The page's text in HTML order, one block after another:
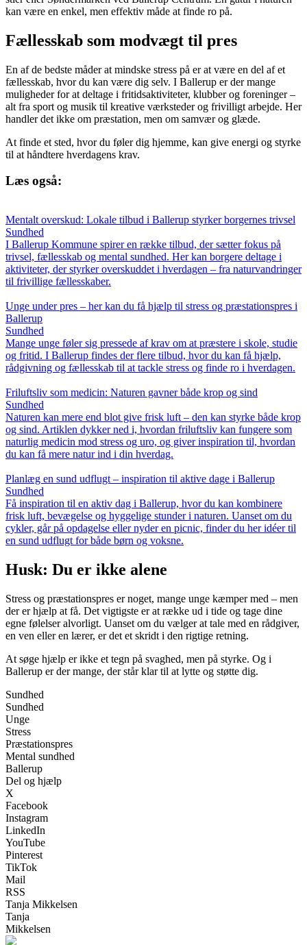
kan være en enkel, men effektiv måde at finde ro på.
Fællesskab som modvægt til pres
En af de bedste måder at mindske stress på er at være en del af et
fællesskab, hvor du kan være dig selv. I Ballerup er der mange
muligheder for at deltage i fritidsaktiviteter, klubber og foreninger –
alt fra sport og musik til kreative værksteder og frivilligt arbejde. Her
handler det ikke om præstation, men om samvær og glæde.
At finde et sted, hvor du føler dig hjemme, kan give energi og styrke
til at håndtere hverdagens krav.
Læs også:
Mentalt overskud: Lokale tilbud i Ballerup styrker borgernes trivsel
Sundhed
I Ballerup Kommune spirer en række tilbud, der sætter fokus på
trivsel, fællesskab og mental sundhed. Her kan borgere deltage i
aktiviteter, der styrker overskuddet i hverdagen – fra naturvandringer
til frivillige fællesskaber.
Unge under pres – her kan du få hjælp til stress og præstationspres i
Ballerup
Sundhed
Mange unge føler sig pressede af krav om at præstere i skole, studie
og fritid. I Ballerup findes der flere tilbud, hvor du kan få hjælp,
rådgivning og fællesskab til at tackle stress og finde ro i hverdagen.
Friluftsliv som medicin: Naturen gavner både krop og sind
Sundhed
Naturen kan mere end blot give frisk luft – den kan styrke både krop
og sind. Artiklen dykker ned i, hvordan friluftsliv kan fungere som
naturlig medicin mod stress og uro, og giver inspiration til, hvordan
du kan få mere natur ind i din hverdag.
Planlæg en sund udflugt – inspiration til aktive dage i Ballerup
Sundhed
Få inspiration til en aktiv dag i Ballerup, hvor du kan kombinere
frisk luft, bevægelse og hyggelige stunder i naturen. Uanset om du
cykler, går på opdagelse eller nyder en picnic, finder du her idéer til
en sund udflugt for både børn og voksne.
Husk: Du er ikke alene
Stress og præstationspres er noget, mange unge kæmper med – men
der er hjælp at få. Det vigtigste er at række ud i tide og tage dine
egne følelser alvorligt. Uanset om du vælger at tale med en rådgiver,
en ven eller en lærer, er det et skridt i den rigtige retning.
At søge hjælp er ikke et tegn på svaghed, men på styrke. Og i
Ballerup er der mange, der står klar til at lytte og støtte dig.
Sundhed
Sundhed
Unge
Stress
Præstationspres
Mental sundhed
Ballerup
Del og hjælp
X
Facebook
Instagram
LinkedIn
YouTube
Pinterest
TikTok
Mail
RSS
Tanja Mikkelsen
Tanja
Mikkelsen